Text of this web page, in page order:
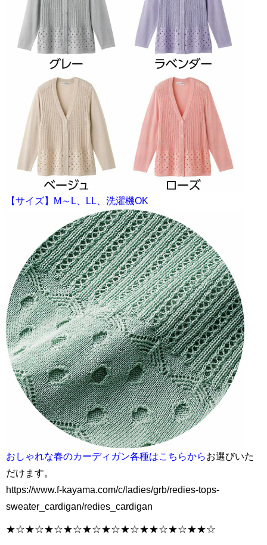
【サイズ】M～L、LL、洗濯機OK
おしゃれな春のカーディガン各種はこちらからお選びいた
だけます。
https://www.f-kayama.com/c/ladies/grb/redies-tops-
sweater_cardigan/redies_cardigan
★☆★☆★☆★☆★☆★☆★☆★★☆★☆★★☆